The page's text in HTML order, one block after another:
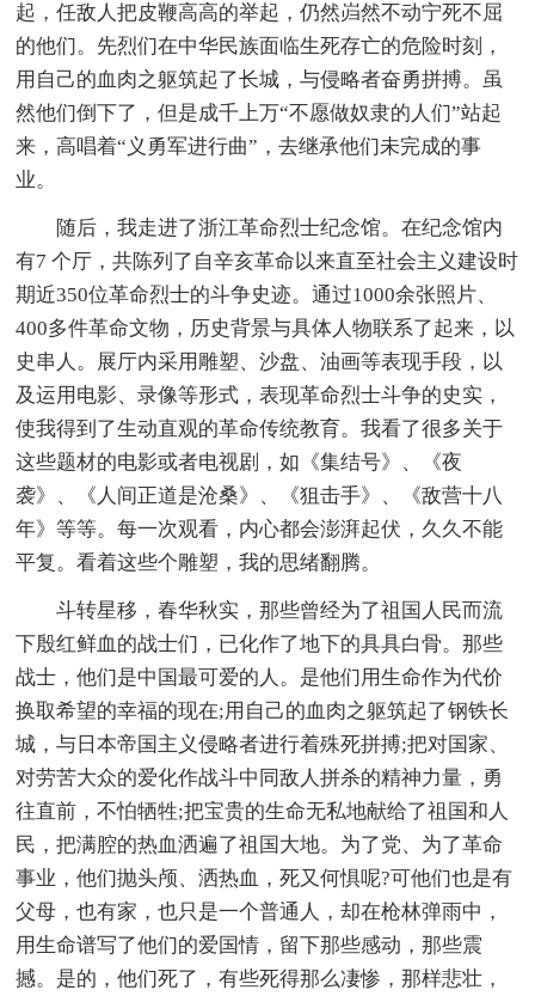
起，任敌人把皮鞭高高的举起，仍然岿然不动宁死不屈
的他们。先烈们在中华民族面临生死存亡的危险时刻，
用自己的血肉之躯筑起了长城，与侵略者奋勇拼搏。虽
然他们倒下了，但是成千上万“不愿做奴隶的人们”站起
来，高唱着“义勇军进行曲”，去继承他们未完成的事
业。
随后，我走进了浙江革命烈士纪念馆。在纪念馆内
有7 个厅，共陈列了自辛亥革命以来直至社会主义建设时
期近350位革命烈士的斗争史迹。通过1000余张照片、
400多件革命文物，历史背景与具体人物联系了起来，以
史串人。展厅内采用雕塑、沙盘、油画等表现手段，以
及运用电影、录像等形式，表现革命烈士斗争的史实，
使我得到了生动直观的革命传统教育。我看了很多关于
这些题材的电影或者电视剧，如《集结号》、《夜
袭》、《人间正道是沧桑》、《狙击手》、《敌营十八
年》等等。每一次观看，内心都会澎湃起伏，久久不能
平复。看着这些个雕塑，我的思绪翻腾。
斗转星移，春华秋实，那些曾经为了祖国人民而流
下殷红鲜血的战士们，已化作了地下的具具白骨。那些
战士，他们是中国最可爱的人。是他们用生命作为代价
换取希望的幸福的现在;用自己的血肉之躯筑起了钢铁长
城，与日本帝国主义侵略者进行着殊死拼搏;把对国家、
对劳苦大众的爱化作战斗中同敌人拼杀的精神力量，勇
往直前，不怕牺牲;把宝贵的生命无私地献给了祖国和人
民，把满腔的热血洒遍了祖国大地。为了党、为了革命
事业，他们抛头颅、洒热血，死又何惧呢?可他们也是有
父母，也有家，也只是一个普通人，却在枪林弹雨中，
用生命谱写了他们的爱国情，留下那些感动，那些震
撼。是的，他们死了，有些死得那么凄惨，那样悲壮，